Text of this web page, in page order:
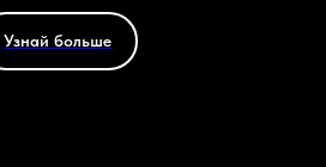
Узнай больше